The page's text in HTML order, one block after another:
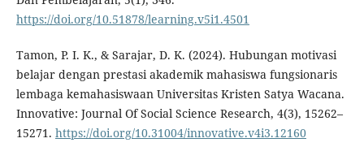
https://doi.org/10.51878/learning.v5i1.4501
Tamon, P. I. K., & Sarajar, D. K. (2024). Hubungan motivasi
belajar dengan prestasi akademik mahasiswa fungsionaris
lembaga kemahasiswaan Universitas Kristen Satya Wacana.
Innovative: Journal Of Social Science Research, 4(3), 15262–
15271. https://doi.org/10.31004/innovative.v4i3.12160